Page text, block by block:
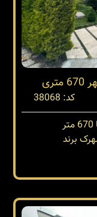
کد: 38068
برند